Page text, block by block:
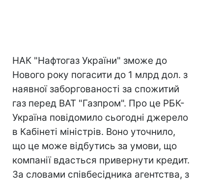
НАК "Нафтогаз України" зможе до
Нового року погасити до 1 млрд дол. з
наявної заборгованості за спожитий
газ перед ВАТ "Газпром". Про це РБК-
Україна повідомило сьогодні джерело
в Кабінеті міністрів. Воно уточнило,
що це може відбутись за умови, що
компанії вдасться привернути кредит.
За словами співбесідника агентства, з